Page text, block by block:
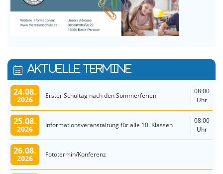
AKTUELLE TERMINE
24.08.
2026 Erster Schultag nach den Sommerferien
08:00
Uhr
25.08.
2026 Informationsveranstaltung für alle 10. Klassen
08:00
Uhr
26.08.
2026 Fototermin/Konferenz